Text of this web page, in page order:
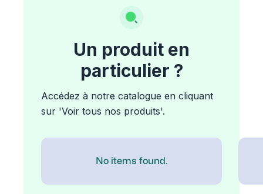
Un produit en
particulier ?
Accédez à notre catalogue en cliquant
sur 'Voir tous nos produits'.
No items found.